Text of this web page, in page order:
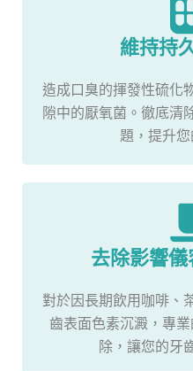
維持持
造成口臭的揮發性硫化
隙中的厭氧菌。徹底清
題，提升您
去除影響
對於因長期飲用咖啡、
齒表面色素沉澱，專
除，讓您的牙